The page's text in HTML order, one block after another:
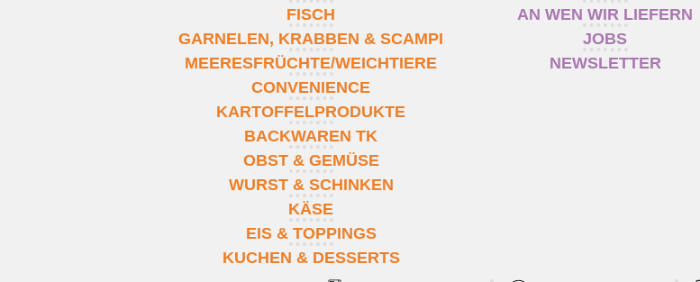
FISCH
GARNELEN, KRABBEN & SCAMPI
MEERESFRÜCHTE/WEICHTIERE
CONVENIENCE
KARTOFFELPRODUKTE
BACKWAREN TK
OBST & GEMÜSE
WURST & SCHINKEN
KÄSE
EIS & TOPPINGS
KUCHEN & DESSERTS
AN WEN WIR LIEFERN
JOBS
NEWSLETTER